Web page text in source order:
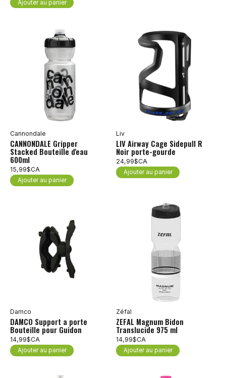
Ajouter au panier
Cannondale
CANNONDALE Gripper
Stacked Bouteille d'eau
600ml
15,99$CA
Ajouter au panier
Liv
LIV Airway Cage Sidepull R
Noir porte-gourde
24,99$CA
Ajouter au panier
Damco
DAMCO Support a porte
Bouteille pour Guidon
14,99$CA
Ajouter au panier
Zéfal
ZEFAL Magnum Bidon
Translucide 975 ml
14,99$CA
Ajouter au panier